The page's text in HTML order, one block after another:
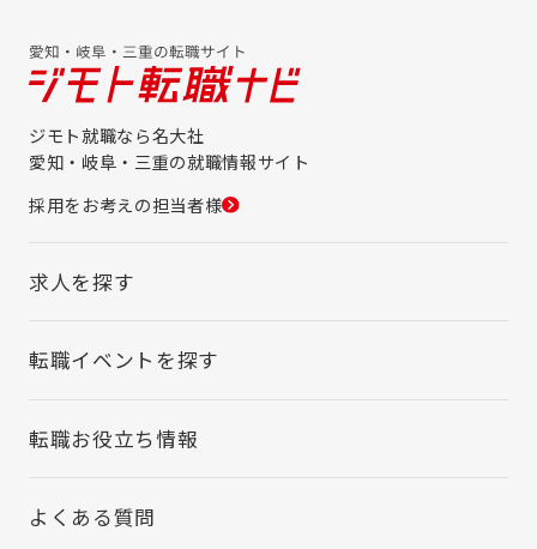
ジモト就職なら名大社
愛知・岐阜・三重の就職情報サイト
採用をお考えの担当者様
求人を探す
転職イベントを探す
転職お役立ち情報
よくある質問